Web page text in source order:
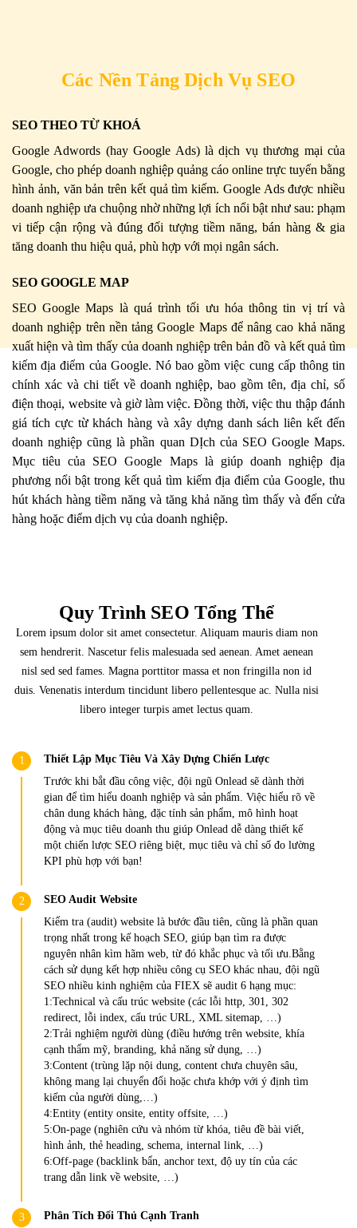
Các Nền Tảng Dịch Vụ SEO
SEO THEO TỪ KHOÁ
Google Adwords (hay Google Ads) là dịch vụ thương mại của
Google, cho phép doanh nghiệp quảng cáo online trực tuyến bằng
hình ảnh, văn bản trên kết quả tìm kiếm. Google Ads được nhiều
doanh nghiệp ưa chuộng nhờ những lợi ích nổi bật như sau: phạm
vi tiếp cận rộng và đúng đối tượng tiềm năng, bán hàng & gia
tăng doanh thu hiệu quả, phù hợp với mọi ngân sách.
SEO GOOGLE MAP
SEO Google Maps là quá trình tối ưu hóa thông tin vị trí và
doanh nghiệp trên nền tảng Google Maps để nâng cao khả năng
xuất hiện và tìm thấy của doanh nghiệp trên bản đồ và kết quả tìm
kiếm địa điểm của Google. Nó bao gồm việc cung cấp thông tin
chính xác và chi tiết về doanh nghiệp, bao gồm tên, địa chỉ, số
điện thoại, website và giờ làm việc. Đồng thời, việc thu thập đánh
giá tích cực từ khách hàng và xây dựng danh sách liên kết đến
doanh nghiệp cũng là phần quan DỊch của SEO Google Maps.
Mục tiêu của SEO Google Maps là giúp doanh nghiệp địa
phương nổi bật trong kết quả tìm kiếm địa điểm của Google, thu
hút khách hàng tiềm năng và tăng khả năng tìm thấy và đến cửa
hàng hoặc điểm dịch vụ của doanh nghiệp.
Quy Trình SEO Tổng Thể
Lorem ipsum dolor sit amet consectetur. Aliquam mauris diam non
sem hendrerit. Nascetur felis malesuada sed aenean. Amet aenean
nisl sed sed fames. Magna porttitor massa et non fringilla non id
duis. Venenatis interdum tincidunt libero pellentesque ac. Nulla nisi
libero integer turpis amet lectus quam.
Thiết Lập Mục Tiêu Và Xây Dựng Chiến Lược
Trước khi bắt đầu công việc, đội ngũ Onlead sẽ dành thời
gian để tìm hiểu doanh nghiệp và sản phẩm. Việc hiểu rõ về
chân dung khách hàng, đặc tính sản phẩm, mô hình hoạt
động và mục tiêu doanh thu giúp Onlead dễ dàng thiết kế
một chiến lược SEO riêng biệt, mục tiêu và chỉ số đo lường
KPI phù hợp với bạn!
SEO Audit Website
Kiểm tra (audit) website là bước đầu tiên, cũng là phần quan
trọng nhất trong kế hoạch SEO, giúp bạn tìm ra được
nguyên nhân kìm hãm web, từ đó khắc phục và tối ưu.Bằng
cách sử dụng kết hợp nhiều công cụ SEO khác nhau, đội ngũ
SEO nhiều kinh nghiệm của FIEX sẽ audit 6 hạng mục:
1:Technical và cấu trúc website (các lỗi http, 301, 302
redirect, lỗi index, cấu trúc URL, XML sitemap, …)
2:Trải nghiệm người dùng (điều hướng trên website, khía
cạnh thẩm mỹ, branding, khả năng sử dụng, …)
3:Content (trùng lặp nội dung, content chưa chuyên sâu,
không mang lại chuyển đổi hoặc chưa khớp với ý định tìm
kiếm của người dùng,…)
4:Entity (entity onsite, entity offsite, …)
5:On-page (nghiên cứu và nhóm từ khóa, tiêu đề bài viết,
hình ảnh, thẻ heading, schema, internal link, …)
6:Off-page (backlink bẩn, anchor text, độ uy tín của các
trang dẫn link về website, …)
Phân Tích Đối Thủ Cạnh Tranh